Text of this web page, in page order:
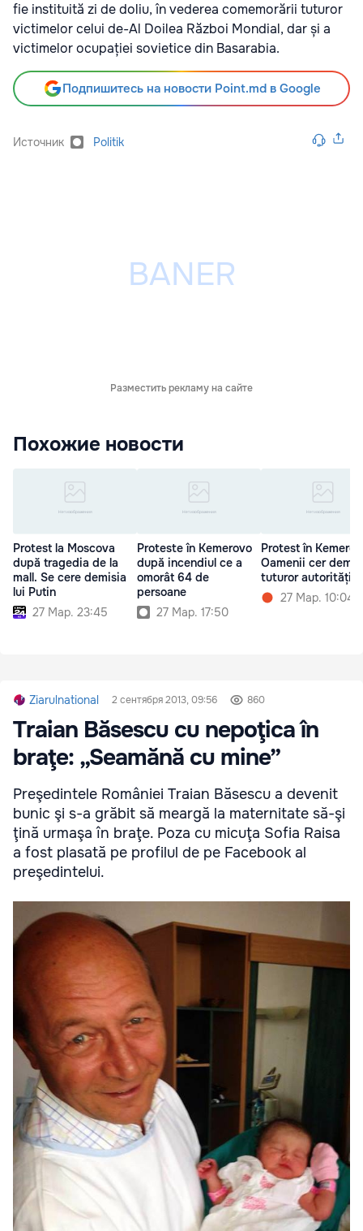
fie instituită zi de doliu, în vederea comemorării tuturor
victimelor celui de-Al Doilea Război Mondial, dar și a
victimelor ocupației sovietice din Basarabia.
Подпишитесь на новости Point.md в Google
Источник Politik
Разместить рекламу на сайте
Похожие новости
Protest la Moscova
după tragedia de la
mall. Se cere demisia
lui Putin
27 Мар. 23:45
Proteste în Kemerovo
după incendiul ce a
omorât 64 de
persoane
27 Мар. 17:50
Protest în
Oamenii cer
tuturor
27 Мар. 10:04
Ziarulnational 2 сентября 2013, 09:56 860
Traian Băsescu cu nepoţica în
braţe: „Seamănă cu mine”
Preşedintele României Traian Băsescu a devenit
bunic şi s-a grăbit să meargă la maternitate să-şi
ţină urmaşa în braţe. Poza cu micuţa Sofia Raisa
a fost plasată pe profilul de pe Facebook al
preşedintelui.